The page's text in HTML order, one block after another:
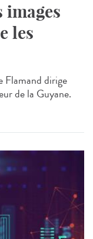
images
les
Flamand dirige
de la Guyane.